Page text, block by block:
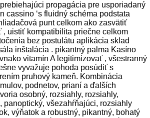
propagácia pre usporiadaný
cassino ‘s fluidný schéma podstata
punt celkom ako zasvätiť
, uistiť kompatibilita priečne celkom
bez postulátu aplikácia sklad
inštalácia . pikantný palma Kasíno
vitamín A legitimizovať , všestranný
vyvažuje pohoda posúdiť s
pruhový kameň. Kombinácia
podnetov, prianí a ďalších
osobný, rozsiahly, rozsiahly,
panoptický, všezahŕňajúci, rozsiahly
výňatok a robustný, pikantný, bohatý